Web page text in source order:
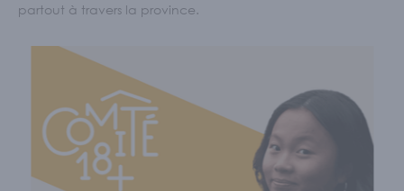
partout à travers la province.